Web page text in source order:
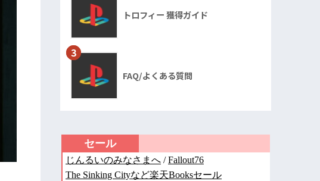
トロフィー 獲得ガイド
3
FAQ/よくある質問